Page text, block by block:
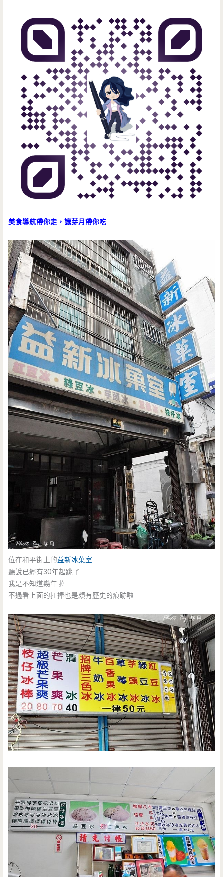
美食導航帶你走，讓芽月帶你吃
位在和平街上的益新冰菓室
聽說已經有30年起跳了
我是不知道幾年啦
不過看上面的扛捧也是頗有歷史的痕跡啦